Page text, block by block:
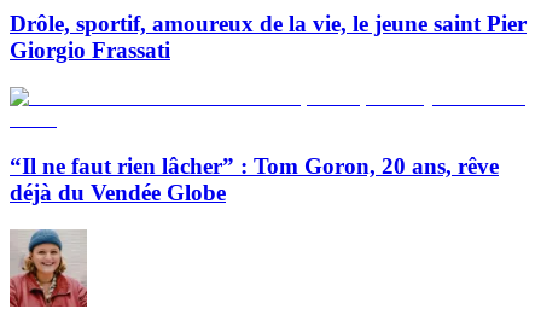
Drôle, sportif, amoureux de la vie, le jeune saint Pier
Giorgio Frassati
“Il ne faut rien lâcher” : Tom Goron, 20 ans, rêve
déjà du Vendée Globe